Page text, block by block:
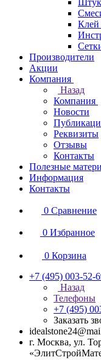
Клей
Производители
Акции
Компания
Назад
Компания
Новости
Реквизиты
Отзывы
Контакты
Полезные
Информация
Контакты
0 Сравнение
0 Избранное
0 Корзина
+7 (495) 003-52-
Назад
Телефоны
+7 (495)
Заказать
г. Москва, ул.